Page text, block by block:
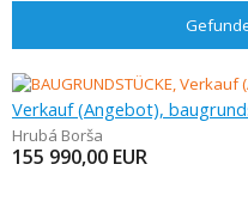
Verkauf (Angebot),
Hrubá Borša
155 990,00 EUR